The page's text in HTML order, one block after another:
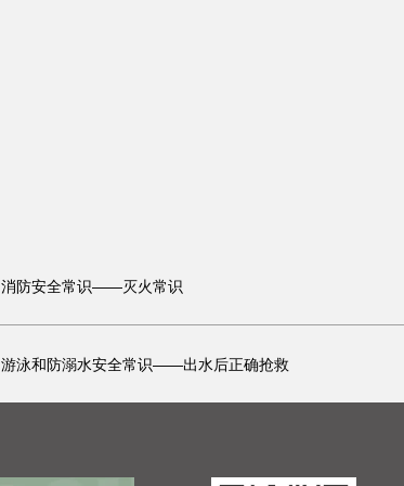
消防安全常识——灭火常识
游泳和防溺水安全常识——出水后正确抢救